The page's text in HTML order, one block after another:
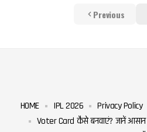
Previous
HOME IPL 2026 Privacy Policy
Voter Card कैसे बनवाएं? जानें